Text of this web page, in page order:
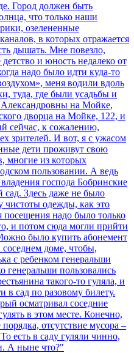
Город должен быть
что только наши
озелененные
в которых отражается
дышать. Мне повезло,
и юность недалеко от
надо было идти куда-то
меня водили вдоль
туда, где были усадьбы и
на Мойке,
дворца на Мойке, 122, и
сейчас, к сожалению,
зрителей. И вот, я с ужасом
дети проживут свою
многие из которых
пользовании. А ведь
господа Бобринские
сад. Здесь даже не было
чистоты одежды, как это
надо было только
и потом сюда могли прийти
было купить абонемент
доме, чтобы,
с ребенком генеральши
генеральши пользовались
такого-то гуляла, и
сад по разовому билету.
осматривал соседние
в этом месте. Конечно,
отсутствие мусора –
есть в саду гуляли чинно,
А ныне что?"